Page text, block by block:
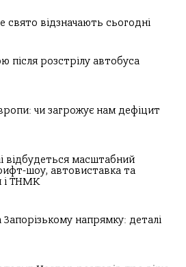
свято відзначають сьогодні
після розстрілу автобуса
чи загрожує нам дефіцит
відбудеться масштабний
шоу, автовиставка та
і ТНМК
напрямку: деталі